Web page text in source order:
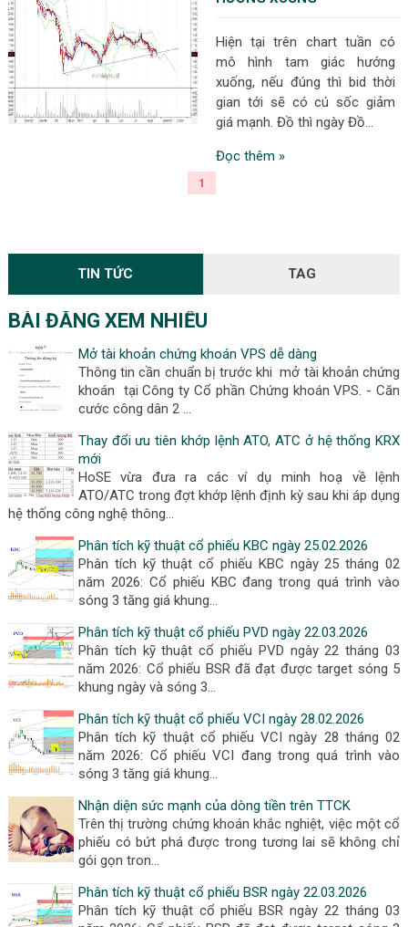
Hiện tại trên chart tuần có
mô hình tam giác hướng
xuống, nếu đúng thì bid thời
gian tới sẽ có cú sốc giảm
giá mạnh. Đồ thì ngày Đồ...
Đọc thêm »
1
TIN TỨC TAG
BÀI ĐĂNG XEM NHIỀU
Mở tài khoản chứng khoán VPS dễ dàng
Thông tin cần chuẩn bị trước khi mở tài khoản chứng
khoán tại Công ty Cổ phần Chứng khoán VPS. - Căn
cước công dân 2 …
Thay đổi ưu tiên khớp lệnh ATO, ATC ở hệ thống KRX
mới
HoSE vừa đưa ra các ví dụ minh hoạ về lệnh
ATO/ATC trong đợt khớp lệnh định kỳ sau khi áp dụng
hệ thống công nghệ thông…
Phân tích kỹ thuật cổ phiếu KBC ngày 25.02.2026
Phân tích kỹ thuật cổ phiếu KBC ngày 25 tháng 02
năm 2026: Cổ phiếu KBC đang trong quá trình vào
sóng 3 tăng giá khung…
Phân tích kỹ thuật cổ phiếu PVD ngày 22.03.2026
Phân tích kỹ thuật cổ phiếu PVD ngày 22 tháng 03
năm 2026: Cổ phiếu BSR đã đạt được target sóng 5
khung ngày và sóng 3…
Phân tích kỹ thuật cổ phiếu VCI ngày 28.02.2026
Phân tích kỹ thuật cổ phiếu VCI ngày 28 tháng 02
năm 2026: Cổ phiếu VCI đang trong quá trình vào
sóng 3 tăng giá khung…
Nhận diện sức mạnh của dòng tiền trên TTCK
Trên thị trường chứng khoán khắc nghiệt, việc một cổ
phiếu có bứt phá được trong tương lai sẽ không chỉ
gói gọn tron…
Phân tích kỹ thuật cổ phiếu BSR ngày 22.03.2026
Phân tích kỹ thuật cổ phiếu BSR ngày 22 tháng 03